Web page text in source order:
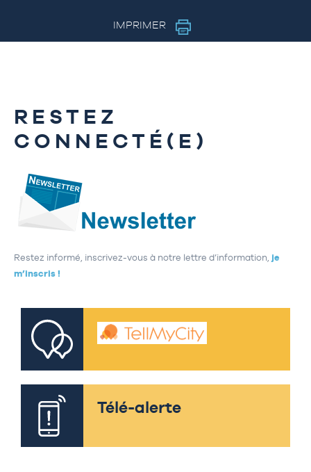
IMPRIMER
RESTEZ
CONNECTÉ(E)
Restez informé, inscrivez-vous à notre lettre d’information, je
m’inscris !
Télé-alerte